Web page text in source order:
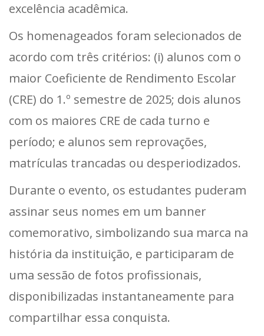
excelência acadêmica.
Os homenageados foram selecionados de
acordo com três critérios: (i) alunos com o
maior Coeficiente de Rendimento Escolar
(CRE) do 1.º semestre de 2025; dois alunos
com os maiores CRE de cada turno e
período; e alunos sem reprovações,
matrículas trancadas ou desperiodizados.
Durante o evento, os estudantes puderam
assinar seus nomes em um banner
comemorativo, simbolizando sua marca na
história da instituição, e participaram de
uma sessão de fotos profissionais,
disponibilizadas instantaneamente para
compartilhar essa conquista.